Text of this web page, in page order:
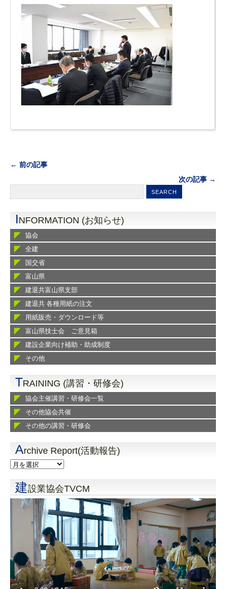
← 前の記事
次の記事 →
INFORMATION (お知らせ)
協会
全建
国交省
富山県
建退共富山県支部
建退共 各種用紙の注文
用紙販売・ダウンロード等
富山県技士会 ご意見箱
建設企業向け補助・助成制度
その他
TRAINING (講習・研修会)
協会主催講習・研修会一覧
その他協会共催
その他の講習・研修会
Archive Report(活動報告)
建設業協会TVCM